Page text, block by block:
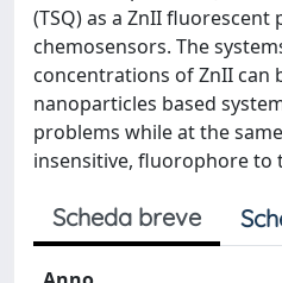
(TSQ) as a ZnII
chemosensors. The
concentrations of ZnII can
nanoparticles based
problems while at the
insensitive, fluorophore to
Scheda breve